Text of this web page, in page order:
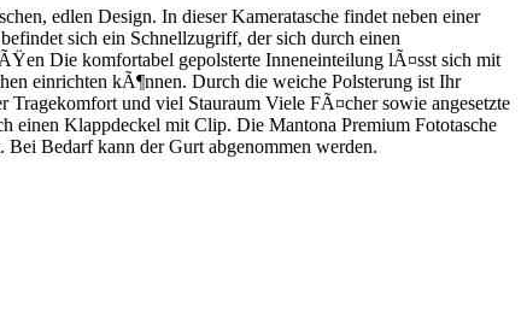
edlen Design. In dieser Kameratasche findet neben einer
sich ein Schnellzugriff, der sich durch einen
Die komfortabel gepolsterte Inneneinteilung lÃ¤sst sich mit
einrichten kÃ¶nnen. Durch die weiche Polsterung ist Ihr
und viel Stauraum Viele FÃ¤cher sowie angesetzte
einen Klappdeckel mit Clip. Die Mantona Premium Fototasche
Bedarf kann der Gurt abgenommen werden.